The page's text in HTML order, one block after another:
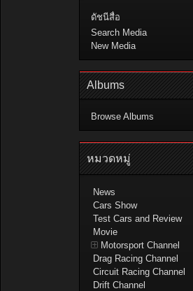
ดัชนีสื่อ
Search Media
New Media
Albums
Browse Albums
หมวดหมู่
News
Cars Show
Test Cars and Review
Movie
Motorsport Channel
Drag Racing Channel
Circuit Racing Channel
Drift Channel